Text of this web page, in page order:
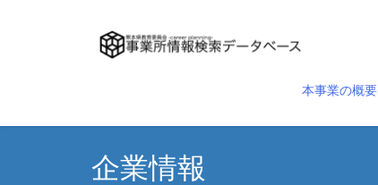
本事業の概要
企業情報